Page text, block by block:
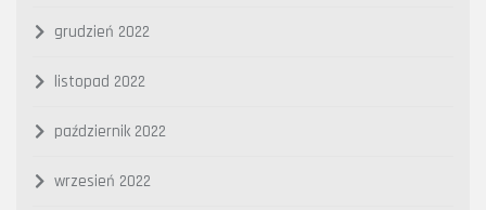
grudzień 2022
listopad 2022
październik 2022
wrzesień 2022